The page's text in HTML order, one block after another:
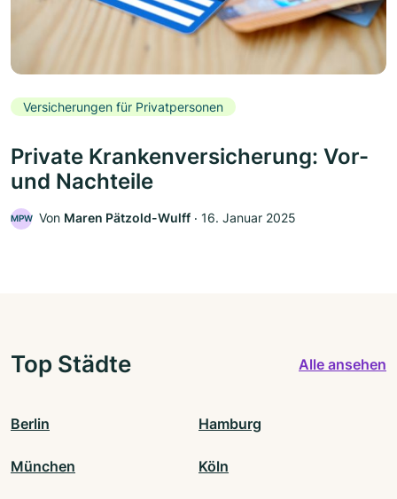
Versicherungen für Privatpersonen
Private Krankenversicherung: Vor-
und Nachteile
MPW Von Maren Pätzold-Wulff ‧ 16. Januar 2025
Top Städte Alle ansehen
Berlin Hamburg
München Köln